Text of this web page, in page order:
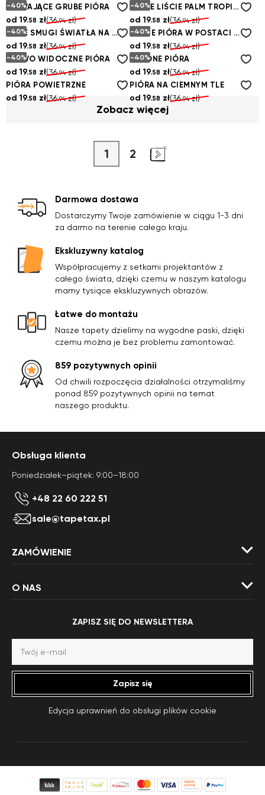
PŁYWAJĄCE GRUBE PIÓRA
od19.58 zł(36.94zł)
ZŁOTE LIŚCIE PALM TROPIKALNYCH
od19.58 zł(36.94zł)
-40%
BIAŁE SMUGI ŚWIATŁA NA CZARNYM NIEBIE
od19.58 zł(36.94zł)
-40%
LEKKIE PIÓRA W POSTACI LIŚCI ROŚLIN
od19.58 zł(36.94zł)
-40%
LEDWO WIDOCZNE PIÓRA
od19.58 zł(36.94zł)
-40%
ZIELONE PIÓRA
od19.58 zł(36.94zł)
-40%
PIÓRA POWIETRZNE
od19.58 zł(36.94zł)
-40%
PIÓRA NA CIEMNYM TLE
od19.58 zł(36.94zł)
Zobacz więcej
1 2
Darmowa dostawa
Dostarczymy Twoje zamówienie w ciągu 1-3 dni
za darmo na terenie całego kraju.
Ekskluzywny katalog
Współpracujemy z setkami projektantów z
całego świata, dzięki czemu w naszym katalogu
mamy tysiące ekskluzywnych obrazów.
Łatwe do montażu
Nasze tapety dzielimy na wygodne paski, dzięki
czemu można je bez problemu zamontować.
859 pozytywnych opinii
Od chwili rozpoczęcia działalności otrzymaliśmy
ponad 859 pozytywnych opinii na temat
naszego produktu.
Obsługa klienta
Poniedziałek–piątek: 9:00–18:00
+48 22 60 222 51
sale@tapetax.pl
ZAMÓWIENIE
O NAS
ZAPISZ SIĘ DO NEWSLETTERA
Zapisz się
Edycja uprawnień do obsługi plików cookie
Płatność po
otrzymaniu